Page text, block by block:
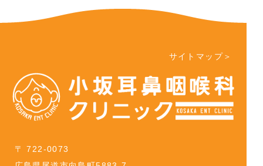
サイトマップ＞
〒 722-0073